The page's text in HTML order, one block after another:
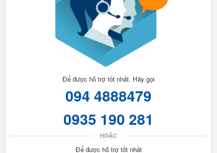
Để được hỗ trợ tốt nhất. Hãy gọi
094 4888479
0935 190 281
HOẶC
Để được hỗ trợ tốt nhất